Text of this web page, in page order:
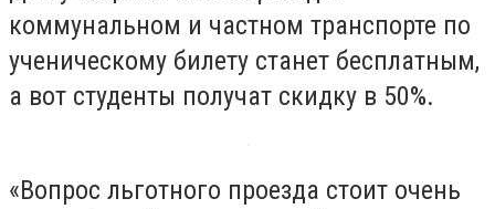
коммунальном и частном транспорте по
ученическому билету станет бесплатным,
а вот студенты получат скидку в 50%.
«Вопрос льготного проезда стоит очень